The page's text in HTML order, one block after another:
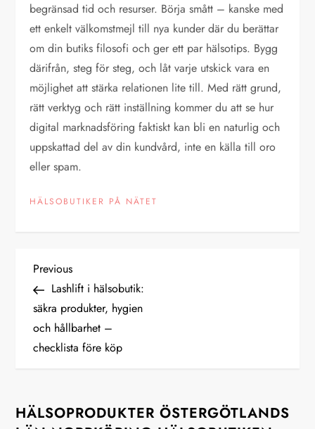
begränsad tid och resurser. Börja smått – kanske med
ett enkelt välkomstmejl till nya kunder där du berättar
om din butiks filosofi och ger ett par hälsotips. Bygg
därifrån, steg för steg, och låt varje utskick vara en
möjlighet att stärka relationen lite till. Med rätt grund,
rätt verktyg och rätt inställning kommer du att se hur
digital marknadsföring faktiskt kan bli en naturlig och
uppskattad del av din kundvård, inte en källa till oro
eller spam.
HÄLSOBUTIKER PÅ NÄTET
I
n
l
g
Previous
Post
Previous
Lashlift i hälsobutik:
säkra produkter, hygien
och hållbarhet –
checklista före köp
HÄLSOPRODUKTER ÖSTERGÖTLANDS